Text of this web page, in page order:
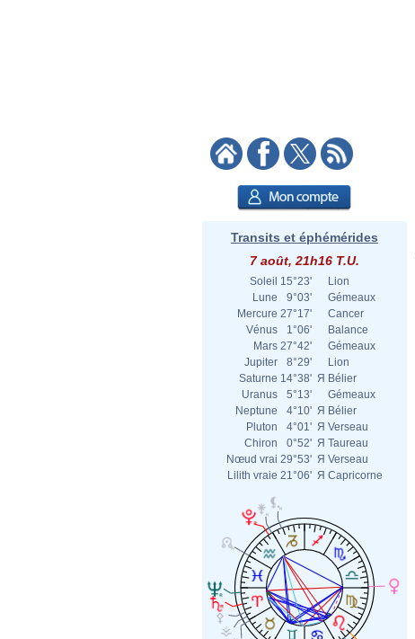
Transits et éphémérides
7 août, 21h16 T.U.
Soleil 15°23'
Lion
Lune
9°03'
Gémeaux
Mercure 27°17'
Cancer
Vénus
1°06'
Balance
Mars 27°42'
Gémeaux
Jupiter
8°29'
Lion
Saturne 14°38' Я Bélier
Uranus
5°13'
Gémeaux
Neptune
4°10' Я Bélier
Pluton
4°01' Я Verseau
Chiron
0°52' Я Taureau
Nœud vrai 29°53' Я Verseau
Lilith vraie 21°06' Я Capricorne